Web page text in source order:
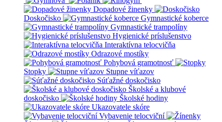
Dopadové žinenky
Doskočisko
Gymnastické koberce
Gymnastické trampolíny
Hygienické príslušenstvo
Interaktívna telocvičňa
Odrazové mostíky
Pohybová gramotnosť
Stopky
Stupne víťazov
Súťažné doskočisko
Školské a klubové
doskočisko
Školské hodiny
Ukazovatele skóre
Vybavenie telocviční